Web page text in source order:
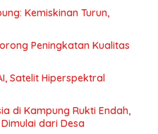
Kemiskinan Turun,
Peningkatan Kualitas
Satelit Hiperspektral
di Kampung Rukti Endah,
dari Desa